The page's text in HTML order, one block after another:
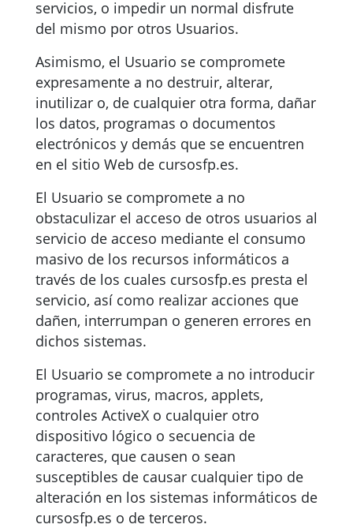
servicios, o impedir un normal disfrute
del mismo por otros Usuarios.
Asimismo, el Usuario se compromete
expresamente a no destruir, alterar,
inutilizar o, de cualquier otra forma, dañar
los datos, programas o documentos
electrónicos y demás que se encuentren
en el sitio Web de cursosfp.es.
El Usuario se compromete a no
obstaculizar el acceso de otros usuarios al
servicio de acceso mediante el consumo
masivo de los recursos informáticos a
través de los cuales cursosfp.es presta el
servicio, así como realizar acciones que
dañen, interrumpan o generen errores en
dichos sistemas.
El Usuario se compromete a no introducir
programas, virus, macros, applets,
controles ActiveX o cualquier otro
dispositivo lógico o secuencia de
caracteres, que causen o sean
susceptibles de causar cualquier tipo de
alteración en los sistemas informáticos de
cursosfp.es o de terceros.